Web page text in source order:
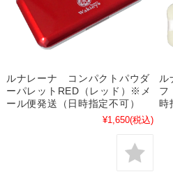
ルナレーナ コンパクトパウダ
ーパレットRED（レッド）※メ
ール便発送（日時指定不可）
¥1,650(税込)
ル
フ
時